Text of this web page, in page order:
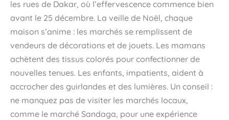
les rues de Dakar, où l’effervescence commence bien
avant le 25 décembre. La veille de Noël, chaque
maison s’anime : les marchés se remplissent de
vendeurs de décorations et de jouets. Les mamans
achètent des tissus colorés pour confectionner de
nouvelles tenues. Les enfants, impatients, aident à
accrocher des guirlandes et des lumières. Un conseil :
ne manquez pas de visiter les marchés locaux,
comme le marché Sandaga, pour une expérience